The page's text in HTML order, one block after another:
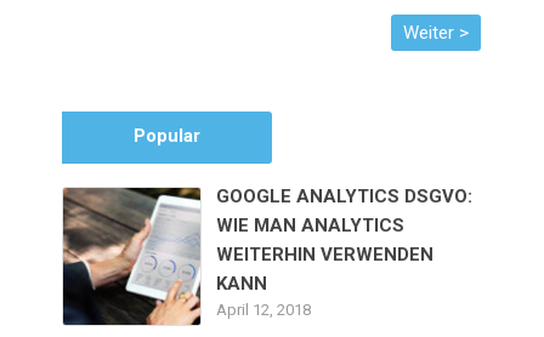
Popular
GOOGLE ANALYTICS DSGVO:
WIE MAN ANALYTICS
WEITERHIN VERWENDEN
KANN
April 12, 2018